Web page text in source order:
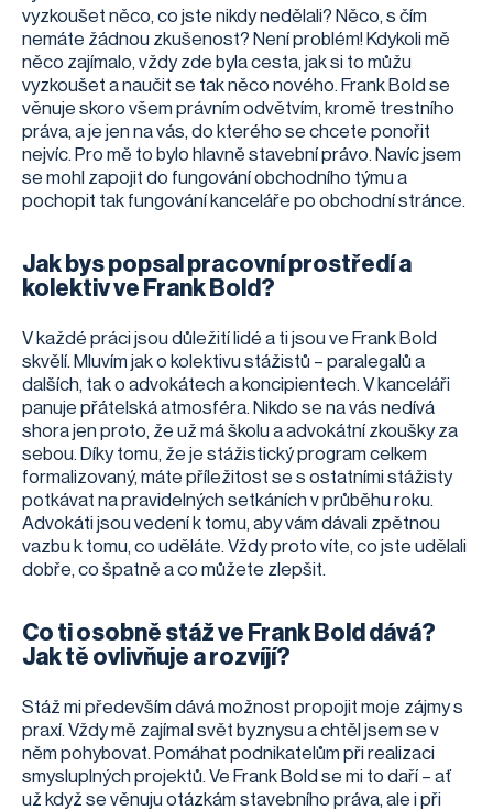
vyzkoušet něco, co jste nikdy nedělali? Něco, s čím
nemáte žádnou zkušenost? Není problém! Kdykoli mě
něco zajímalo, vždy zde byla cesta, jak si to můžu
vyzkoušet a naučit se tak něco nového. Frank Bold se
věnuje skoro všem právním odvětvím, kromě trestního
práva, a je jen na vás, do kterého se chcete ponořit
nejvíc. Pro mě to bylo hlavně stavební právo. Navíc jsem
se mohl zapojit do fungování obchodního týmu a
pochopit tak fungování kanceláře po obchodní stránce.
Jak bys popsal pracovní prostředí a
kolektiv ve Frank Bold?
V každé práci jsou důležití lidé a ti jsou ve Frank Bold
skvělí. Mluvím jak o kolektivu stážistů – paralegalů a
dalších, tak o advokátech a koncipientech. V kanceláři
panuje přátelská atmosféra. Nikdo se na vás nedívá
shora jen proto, že už má školu a advokátní zkoušky za
sebou. Díky tomu, že je stážistický program celkem
formalizovaný, máte příležitost se s ostatními stážisty
potkávat na pravidelných setkáních v průběhu roku.
Advokáti jsou vedení k tomu, aby vám dávali zpětnou
vazbu k tomu, co uděláte. Vždy proto víte, co jste udělali
dobře, co špatně a co můžete zlepšit.
Co ti osobně stáž ve Frank Bold dává?
Jak tě ovlivňuje a rozvíjí?
Stáž mi především dává možnost propojit moje zájmy s
praxí. Vždy mě zajímal svět byznysu a chtěl jsem se v
něm pohybovat. Pomáhat podnikatelům při realizaci
smysluplných projektů. Ve Frank Bold se mi to daří – ať
už když se věnuju otázkám stavebního práva, ale i při